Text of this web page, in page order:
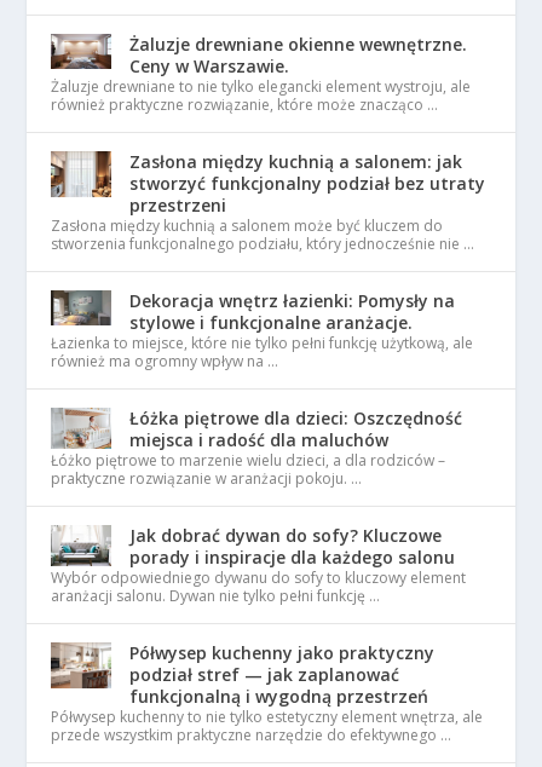
Żaluzje drewniane okienne wewnętrzne.
Ceny w Warszawie.
Żaluzje drewniane to nie tylko elegancki element wystroju, ale
również praktyczne rozwiązanie, które może znacząco …
Zasłona między kuchnią a salonem: jak
stworzyć funkcjonalny podział bez utraty
przestrzeni
Zasłona między kuchnią a salonem może być kluczem do
stworzenia funkcjonalnego podziału, który jednocześnie nie …
Dekoracja wnętrz łazienki: Pomysły na
stylowe i funkcjonalne aranżacje.
Łazienka to miejsce, które nie tylko pełni funkcję użytkową, ale
również ma ogromny wpływ na …
Łóżka piętrowe dla dzieci: Oszczędność
miejsca i radość dla maluchów
Łóżko piętrowe to marzenie wielu dzieci, a dla rodziców –
praktyczne rozwiązanie w aranżacji pokoju. …
Jak dobrać dywan do sofy? Kluczowe
porady i inspiracje dla każdego salonu
Wybór odpowiedniego dywanu do sofy to kluczowy element
aranżacji salonu. Dywan nie tylko pełni funkcję …
Półwysep kuchenny jako praktyczny
podział stref — jak zaplanować
funkcjonalną i wygodną przestrzeń
Półwysep kuchenny to nie tylko estetyczny element wnętrza, ale
przede wszystkim praktyczne narzędzie do efektywnego …